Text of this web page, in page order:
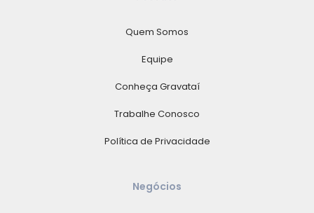
Quem Somos
Equipe
Conheça Gravataí
Trabalhe Conosco
Política de Privacidade
Negócios